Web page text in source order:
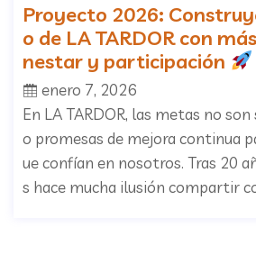
Proyecto 2026:
o de LA TARDOR con
nestar y participación
enero 7, 2026
En LA TARDOR, las metas no
o promesas de mejora continua
ue confían en nosotros. Tras 20
s hace mucha ilusión compartir